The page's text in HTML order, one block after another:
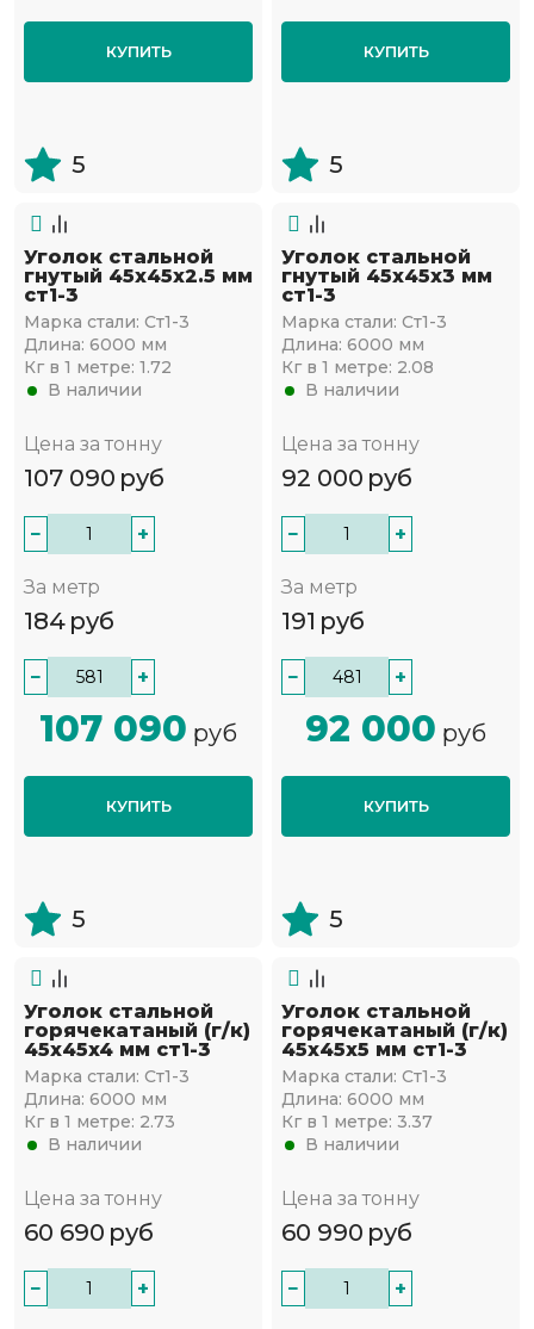
КУПИТЬ
5
КУПИТЬ
5
Уголок стальной
гнутый 45х45x2.5 мм
ст1-3
Марка стали: Ст1-3
Длина: 6000 мм
Кг в 1 метре: 1.72
В наличии
Цена за тонну
107 090 руб
− +
За метр
184 руб
− +
107 090 руб
КУПИТЬ
5
Уголок стальной
гнутый 45х45x3 мм
ст1-3
Марка стали: Ст1-3
Длина: 6000 мм
Кг в 1 метре: 2.08
В наличии
Цена за тонну
92 000 руб
− +
За метр
191 руб
− +
92 000 руб
КУПИТЬ
5
Уголок стальной
горячекатаный (г/к)
45х45x4 мм ст1-3
Марка стали: Ст1-3
Длина: 6000 мм
Кг в 1 метре: 2.73
В наличии
Цена за тонну
60 690 руб
− +
Уголок стальной
горячекатаный (г/к)
45х45x5 мм ст1-3
Марка стали: Ст1-3
Длина: 6000 мм
Кг в 1 метре: 3.37
В наличии
Цена за тонну
60 990 руб
− +